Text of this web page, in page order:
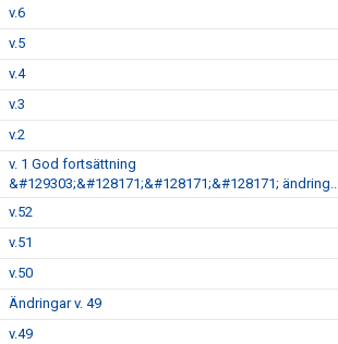
v.6
v.5
v.4
v.3
v.2
v. 1 God fortsättning
&#129303;&#128171;&#128171;&#128171; ändring..
v.52
v.51
v.50
Ändringar v. 49
v.49